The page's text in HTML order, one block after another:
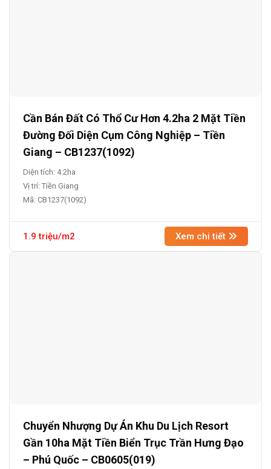
Cần Bán Đất Có Thổ Cư Hơn 4.2ha 2 Mặt Tiền
Đường Đối Diện Cụm Công Nghiệp – Tiền
Giang – CB1237(1092)
Diện tích: 4.2ha
Vị trí: Tiền Giang
Mã: CB1237(1092)
1.9 triệu/m2 Xem chi tiết
Chuyển Nhượng Dự Án Khu Du Lịch Resort
Gần 10ha Mặt Tiền Biển Trục Trần Hưng Đạo
– Phú Quốc – CB0605(019)